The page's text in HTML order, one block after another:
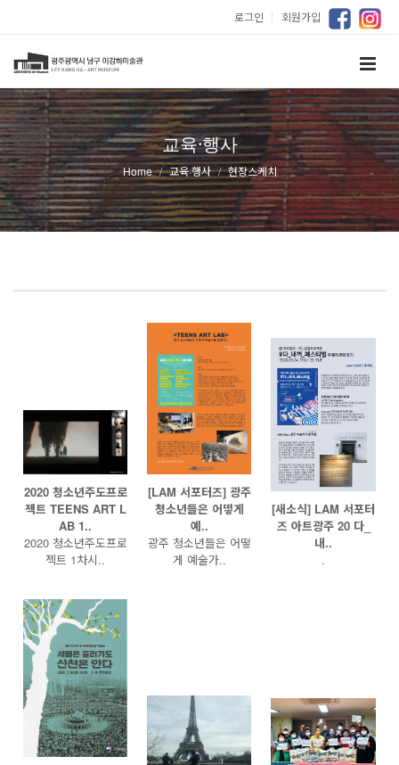
로그인 ｜ 회원가입
교육·행사
Home 교육·행사 현장스케치
2020 청소년주도프로
젝트 TEENS ART L
AB 1..
2020 청소년주도프로
젝트 1차시..
[LAM 서포터즈] 광주
청소년들은 어떻게
예..
광주 청소년들은 어떻
게 예술가..
[새소식] LAM 서포터
즈 아트광주 20 다_
내..
.